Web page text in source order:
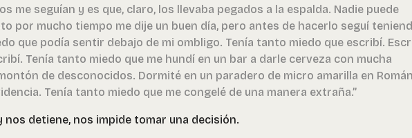
me seguían y es que, claro, los llevaba pegados a la espalda. Nadie puede
por mucho tiempo me dije un buen día, pero antes de hacerlo seguí
que podía sentir debajo de mi ombligo. Tenía tanto miedo que escribí.
Tenía tanto miedo que me hundí en un bar a darle cerveza con mucha
de desconocidos. Dormité en un paradero de micro amarilla en
Tenía tanto miedo que me congelé de una manera extraña.”
nos detiene, nos impide tomar una decisión.